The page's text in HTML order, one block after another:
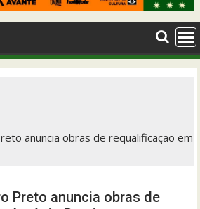
anuncia obras de requalificação em
Preto anuncia obras de